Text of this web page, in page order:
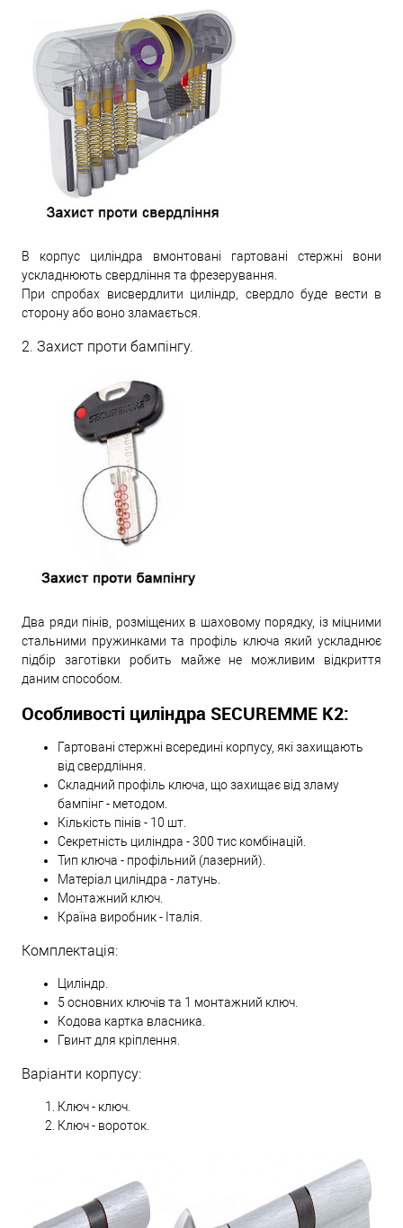
В корпус циліндра вмонтовані гартовані стержні вони
ускладнюють свердління та фрезерування.
При спробах висвердлити циліндр, свердло буде вести в
сторону або воно зламається.
2. Захист проти бампінгу.
Два ряди пінів, розміщених в шаховому порядку, із міцними
стальними пружинками та профіль ключа який ускладнює
підбір заготівки робить майже не можливим відкриття
даним способом.
Особливості циліндра SECUREMME K2:
Гартовані стержні всередині корпусу, які захищають
від свердління.
Складний профіль ключа, що захищає від зламу
бампінг - методом.
Кількість пінів - 10 шт.
Секретність циліндра - 300 тис комбінацій.
Тип ключа - профільний (лазерний).
Матеріал циліндра - латунь.
Монтажний ключ.
Країна виробник - Італія.
Комплектація:
Циліндр.
5 основних ключів та 1 монтажний ключ.
Кодова картка власника.
Гвинт для кріплення.
Варіанти корпусу:
Ключ - ключ.
Ключ - вороток.